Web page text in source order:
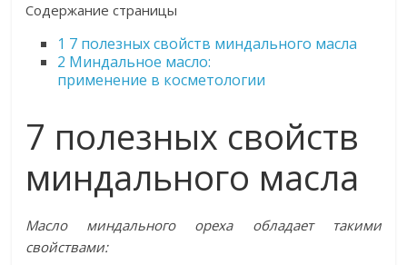
Содержание страницы
1 7 полезных свойств миндального масла
2 Миндальное масло:
применение в косметологии
7 полезных свойств
миндального масла
Масло миндального ореха обладает такими
свойствами: